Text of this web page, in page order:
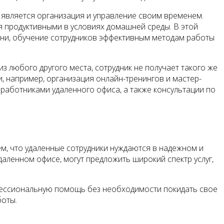
организация и управление своим временем.
в условиях домашней среды. В этой
обучение сотрудников эффективным методам работы
другого места, сотрудник не получает такого же
организация онлайн-тренингов и мастер-
удаленного офиса, а также консультации по
что удаленные сотрудники нуждаются в надежном и
офисе, могут предложить широкий спектр услуг,
помощь без необходимости покидать свое